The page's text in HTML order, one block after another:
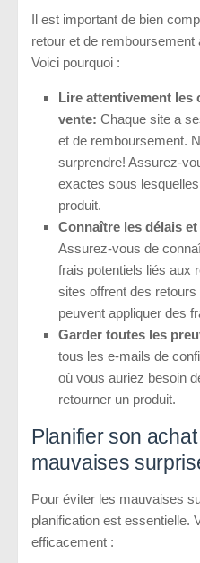
Il est important de bien
retour et de
Voici pourquoi :
Lire attentivement les
vente: Chaque site a
et de remboursement.
surprendre! Assurez-
exactes sous
produit.
Connaître les délais
Assurez-vous de
frais potentiels liés aux
sites offrent des retours
peuvent appliquer des
Garder toutes les
tous les e-mails de
où vous auriez besoin
retourner un produit.
Planifier son
mauvaises
Pour éviter les mauvaises
planification est essentielle.
efficacement :